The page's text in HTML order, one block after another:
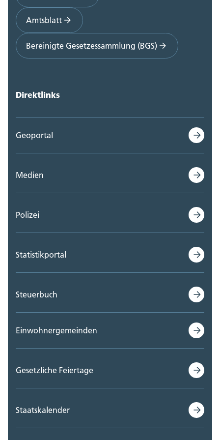
Amtsblatt
Bereinigte Gesetzessammlung (BGS)
Direktlinks
Geoportal
Medien
Polizei
Statistikportal
Steuerbuch
Einwohnergemeinden
Gesetzliche Feiertage
Staatskalender